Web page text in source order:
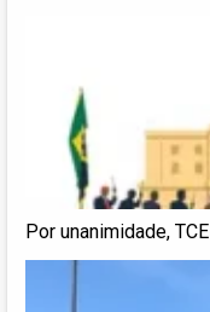
Por unanimidade, TCE